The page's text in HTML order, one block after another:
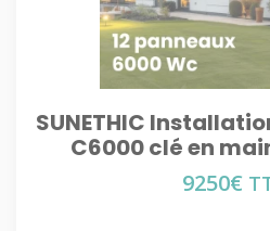
SUNETHIC
C6000 clé en
9250€